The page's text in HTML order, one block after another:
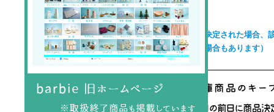
・持出日の前日に決定された場合、
（対応できかねる場合もあります）